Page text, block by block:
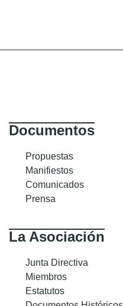
Documentos
Propuestas
Manifiestos
Comunicados
Prensa
La Asociación
Junta Directiva
Miembros
Estatutos